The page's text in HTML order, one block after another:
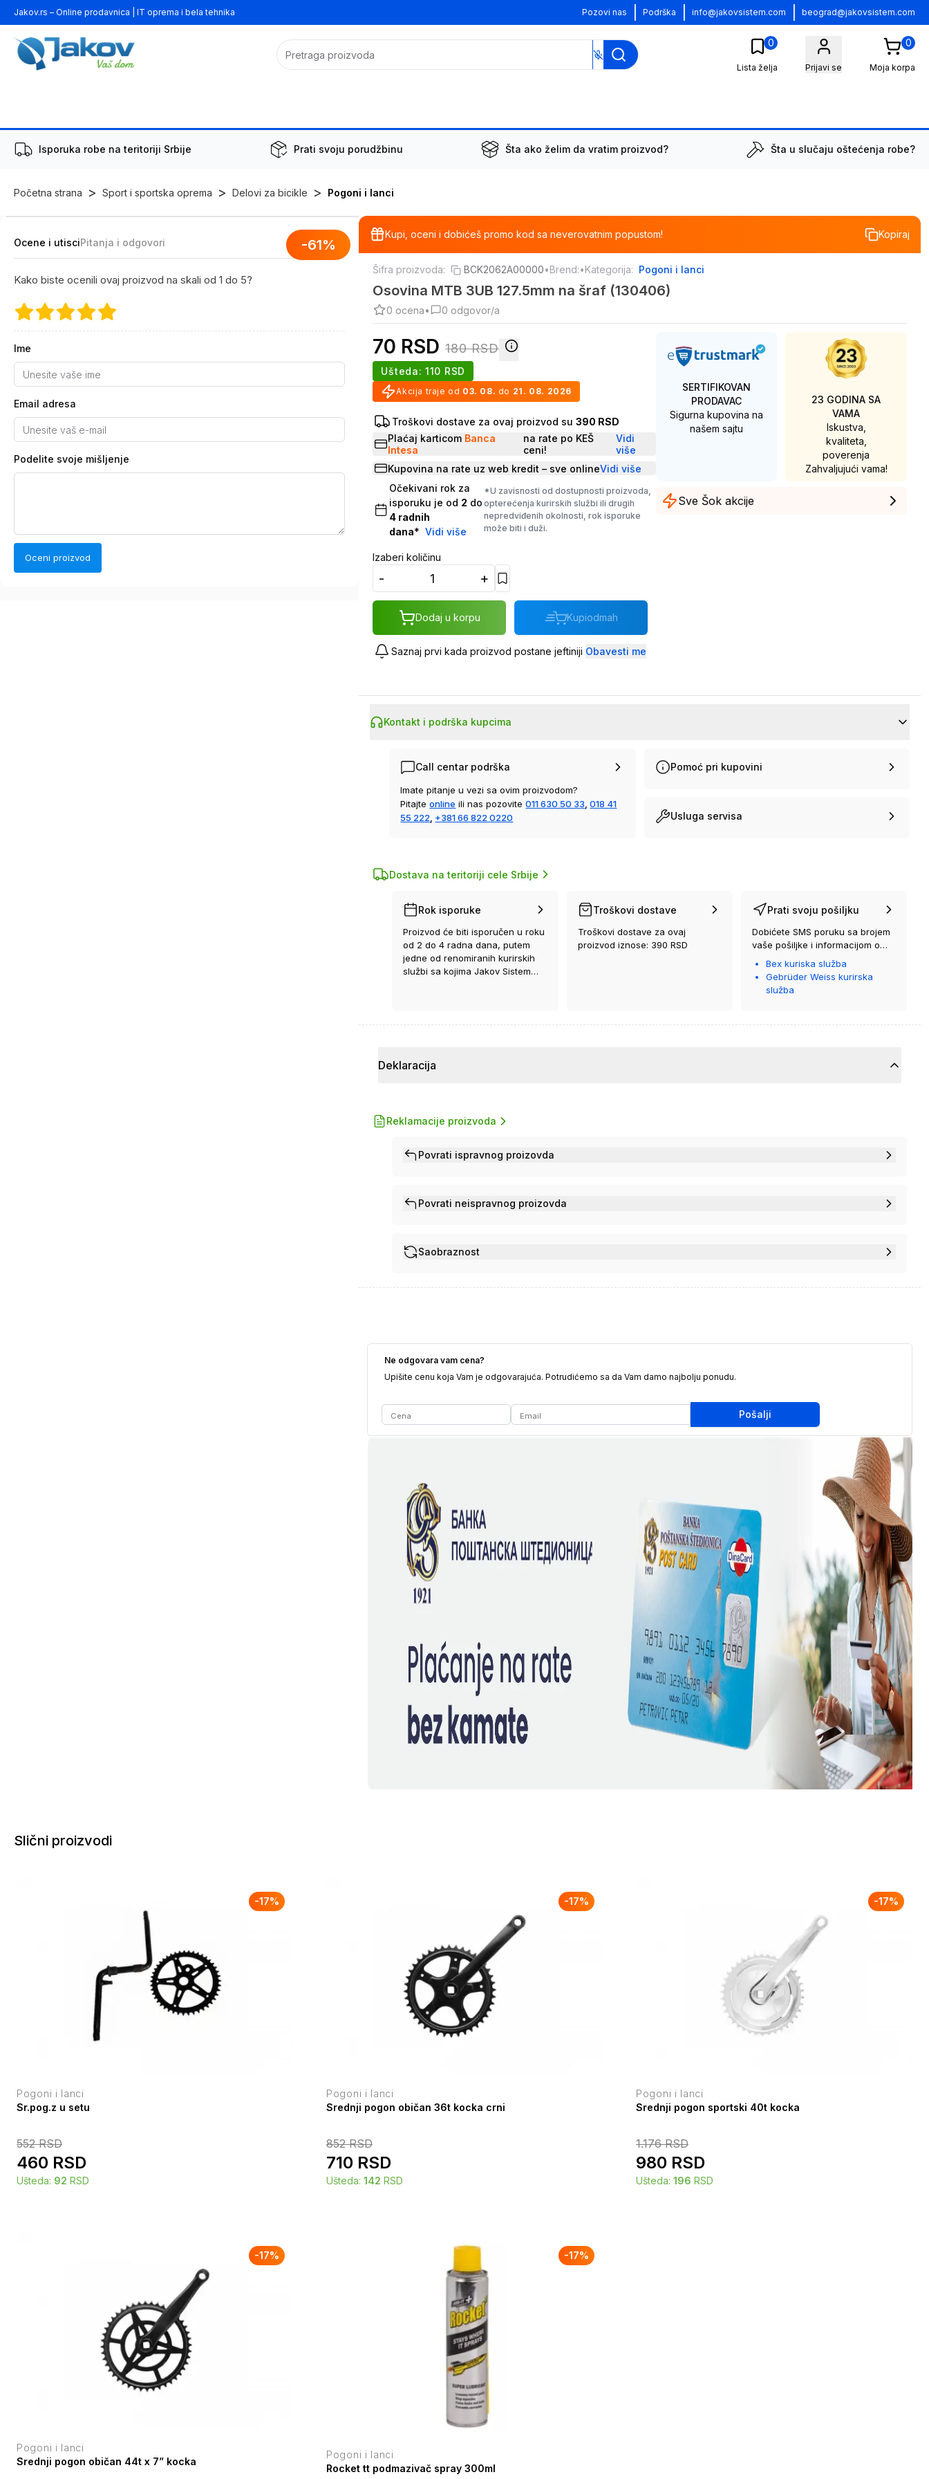
Jakov.rs – Online prodavnica | IT oprema i bela tehnika Pozovi nas Podrška info@jakovsistem.com beograd@jakovsistem.com
0
Lista želja Prijavi se
0
Moja korpa
Isporuka robe na teritoriji Srbije Prati svoju porudžbinu Šta ako želim da vratim proizvod? Šta u slučaju oštećenja robe?
Početna strana > Sport i sportska oprema > Delovi za bicikle > Pogoni i lanci
-61%
Ocene i utisciPitanja i odgovori
Kako biste ocenili ovaj proizvod na skali od 1 do 5?
Ime
Email adresa
Podelite svoje mišljenje
Oceni proizvod
Kupi, oceni i dobićeš promo kod sa neverovatnim popustom! Kopiraj
Šifra proizvoda: BCK2062A00000•Brend:•Kategorija: Pogoni i lanci
Osovina MTB 3UB 127.5mm na šraf (130406)
0 ocena• 0 odgovor/a
70 RSD 180RSD
Ušteda: 110 RSD
Akcija traje od 03. 08. do 21. 08. 2026
Troškovi dostave za ovaj proizvod su 390 RSD
Plaćaj karticom Banca
Intesa
na rate po KEŠ
ceni!
Vidi
više
Kupovina na rate uz web kredit – sve onlineVidi više
Očekivani rok za
isporuku je od 2 do
4 radnih
dana* Vidi više
*U zavisnosti od dostupnosti proizvoda,
opterećenja kurirskih službi ili drugih
nepredviđenih okolnosti, rok isporuke
može biti i duži.
Izaberi količinu
- +
Dodaj u korpu Kupiodmah
Saznaj prvi kada proizvod postane jeftiniji Obavesti me
SERTIFIKOVAN
PRODAVAC
Sigurna kupovina na
našem sajtu
23 GODINA SA
VAMA
Iskustva,
kvaliteta,
poverenja
Zahvaljujući vama!
Sve Šok akcije
Kontakt i podrška kupcima
Call centar podrška
Imate pitanje u vezi sa ovim proizvodom?
Pitajte online ili nas pozovite 011 630 50 33 018 41
55 222 +381 66 822 0220
Pomoć pri kupovini
Usluga servisa
Dostava na teritoriji cele Srbije
Rok isporuke
Proizvod će biti isporučen u roku
od 2 do 4 radna dana, putem
jedne od renomiranih kurirskih
službi sa kojima Jakov Sistem
Troškovi dostave
Troškovi dostave za ovaj
proizvod iznose: 390 RSD
Prati svoju pošiljku
Dobićete SMS poruku sa brojem
vaše pošiljke i informacijom o
kurirskoj službi koja će vam je
Bex kuriska služba
Gebrüder Weiss kurirska
služba
Deklaracija
Reklamacije proizvoda
Povrati ispravnog proizovda
Povrati neispravnog proizovda
Saobraznost
Ne odgovara vam cena?
Upišite cenu koja Vam je odgovarajuća. Potrudićemo sa da Vam damo najbolju ponudu.
Pošalji
Slični proizvodi
-17%
Pogoni i lanci
Sr.pog.z u setu
552 RSD
460 RSD
Ušteda: 92 RSD
-17%
Pogoni i lanci
Srednji pogon običan 36t kocka crni
852 RSD
710 RSD
Ušteda: 142 RSD
-17%
Pogoni i lanci
Srednji pogon sportski 40t kocka
1.176 RSD
980 RSD
Ušteda: 196 RSD
-17%
Pogoni i lanci
Srednji pogon običan 44t x 7” kocka
-17%
Pogoni i lanci
Rocket tt podmazivač spray 300ml